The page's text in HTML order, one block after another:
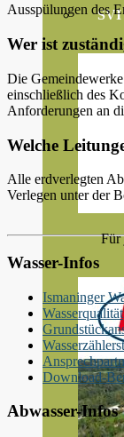
SVI
Für
Ausspülungen des
Wer ist
Die
einschließlich des
Anforderungen an
Welche
Alle erdverlegten
Verlegen unter der
Wasser-Infos
Ismaninger
Wasserqualität
Download-
Abwasser-Infos